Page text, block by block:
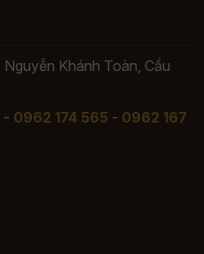
Khánh Toàn, Cầu
- 0962 174 565 - 0962 167